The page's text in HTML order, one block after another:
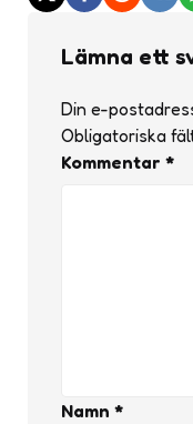
Lämna ett
Din e-
Obligatoriska
Kommentar *
Namn *